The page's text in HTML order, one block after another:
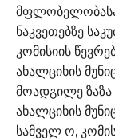
მფლობელობასა
ნაკვეთებზე
კომისიის
ახალციხის
მოადგილე ზაზა
ახალციხის
სამველ ო,